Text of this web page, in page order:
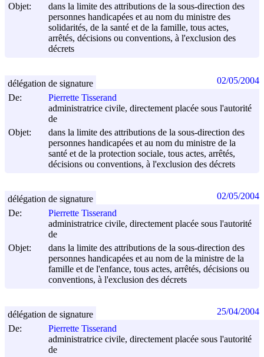
Objet:
dans la limite des attributions de la sous-direction des
personnes handicapées et au nom du ministre des
solidarités, de la santé et de la famille, tous actes,
arrêtés, décisions ou conventions, à l'exclusion des
décrets
De:
Pierrette Tisserand
administratrice civile, directement placée sous l'autorité
de
Objet:
dans la limite des attributions de la sous-direction des
personnes handicapées et au nom du ministre de la
santé et de la protection sociale, tous actes, arrêtés,
décisions ou conventions, à l'exclusion des décrets
délégation de signature 02/05/2004
De:
Pierrette Tisserand
administratrice civile, directement placée sous l'autorité
de
Objet:
dans la limite des attributions de la sous-direction des
personnes handicapées et au nom de la ministre de la
famille et de l'enfance, tous actes, arrêtés, décisions ou
conventions, à l'exclusion des décrets
délégation de signature 02/05/2004
De:
Pierrette Tisserand
administratrice civile, directement placée sous l'autorité
de
délégation de signature 25/04/2004